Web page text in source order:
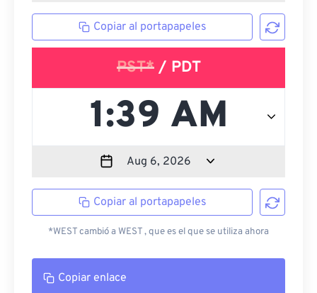
Copiar al portapapeles
PST*/ PDT
Copiar al portapapeles
*WEST cambió a WEST , que es el que se utiliza ahora
Copiar enlace